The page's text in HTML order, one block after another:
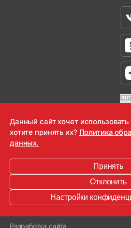
OOO "Радио-Любовь" 2000-2026
Информация для правообладателей
Разработка сайта
Данный сайт хочет
хотите принять их? Политика
данных.
Принять
Отклонить
Настройки